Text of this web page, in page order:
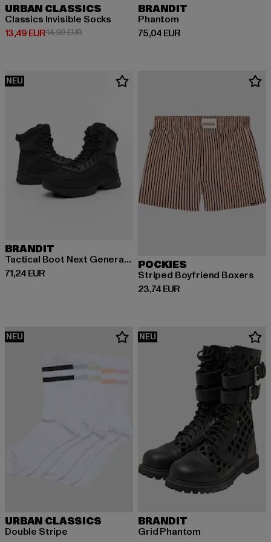
URBAN CLASSICS
Classics Invisible Socks
13,49 EUR
Derzeitiger Preis: 13,49 EUR
14,99 EURAktionspreis: 14,99 EUR
BRANDIT
Phantom
75,04 EUR
Derzeitiger Preis: 75,04 EUR
NEU
BRANDIT
Tactical Boot Next Generation
71,24 EUR
Derzeitiger Preis: 71,24 EUR
POCKIES
Striped Boyfriend Boxers
23,74 EUR
Derzeitiger Preis: 23,74 EUR
NEU
URBAN CLASSICS
Double Stripe
NEU
BRANDIT
Grid Phantom